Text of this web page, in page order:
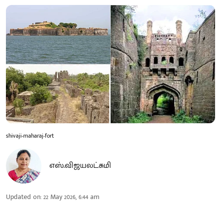
shivaji-maharaj-fort
எஸ்.விஜயலட்சுமி
Updated on:22 May 2026, 6:44 am